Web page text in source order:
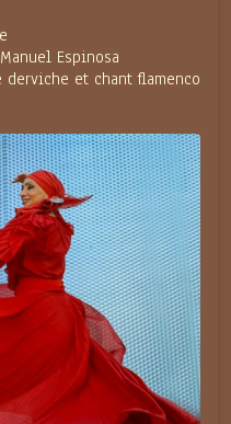
Espinosa
et chant flamenco